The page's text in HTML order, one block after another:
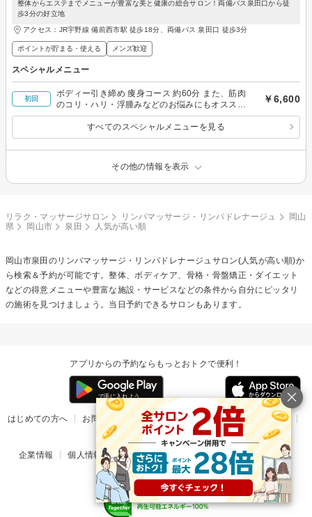
整体からエステまでメニューが豊富な美と健康の総合サロン！両備バス泉田口から徒
歩3分の好立地
アクセス：JR宇野線 備前西市駅 徒歩18分、両備バス 泉田口 徒歩3分
ポイントが貯まる・使える メンズ歓迎
スペシャルメニュー
初回
ボディー引き締め 痩身コース 約60分 また、筋肉
のコリ・ハリ・浮腫みなどのお悩みにもオスス
メ！
￥6,600
すべてのスペシャルメニューを見る
その他の情報を表示
リラク・マッサージサロン リンパマッサージ・リンパドレナージュ
岡山
県
岡山市 泉田 人気が高い順
岡山市泉田のリンパマッサージ・リンパドレナージュ サロン(人気が高い順)か
ら検索＆予約が可能です。整体、ボディケア、骨格・骨盤矯正・ダイエット
などの得意メニューや豊富な施設・サービスなどの条件から自分にピッタリ
の施術を見つけましょう。当日予約できるサロンもあります。
アプリからの予約ならもっとおトクで便利！
はじめての方へ お問い合わせ ヘルプ リリース情報
利用規約
掲載ご希望のサロン様
企業情報 個人情報保護方針 楽天のサービス一覧 アプリ一覧
© Rakuten Group, Inc.